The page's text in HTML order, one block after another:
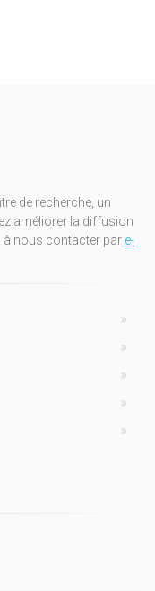
de recherche, un
améliorer la diffusion
à nous contacter par e-